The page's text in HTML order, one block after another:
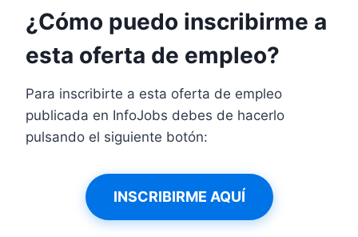
¿Cómo puedo inscribirme a
esta oferta de empleo?
Para inscribirte a esta oferta de empleo
publicada en InfoJobs debes de hacerlo
pulsando el siguiente botón:
INSCRIBIRME AQUÍ